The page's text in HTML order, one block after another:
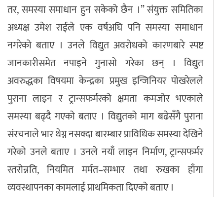
तर, समस्या समाधान हुन सकेको छैन ।” संयुक्त समितिका
अध्यक्ष उमेश राईले एक वर्षअघि पनि समस्या समाधान
नगरेको बताए । उनले विद्युत अवरोधको कारणबारे स्पष्ट
जानकारीसमेत नपाइने गुनासो गरेका छन् । विद्युत
अवरुद्धका विषयमा केन्द्रका प्रमुख इन्जिनियर पोखरेलले
पुराना लाइन र ट्रान्सफर्मरको क्षमता कमजोर भएकाले
समस्या बढ्दै गएको बताए । विद्युतको माग बढेसँगै पुराना
संरचनाले भार थेग्न नसक्दा बारम्बार प्राविधिक समस्या देखिने
गरेको उनले बताए । उनले नयाँ लाइन निर्माण, ट्रान्सफर्मर
स्तरोन्नति, नियमित मर्मत–सम्भार तथा रुखका हाँगा
व्यवस्थापनका कामलाई प्राथमिकता दिएको बताए ।